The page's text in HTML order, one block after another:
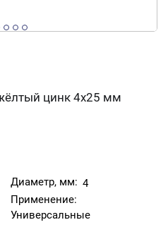
цинк 4х25 мм
Диаметр, мм: 4
Применение:
Универсальные